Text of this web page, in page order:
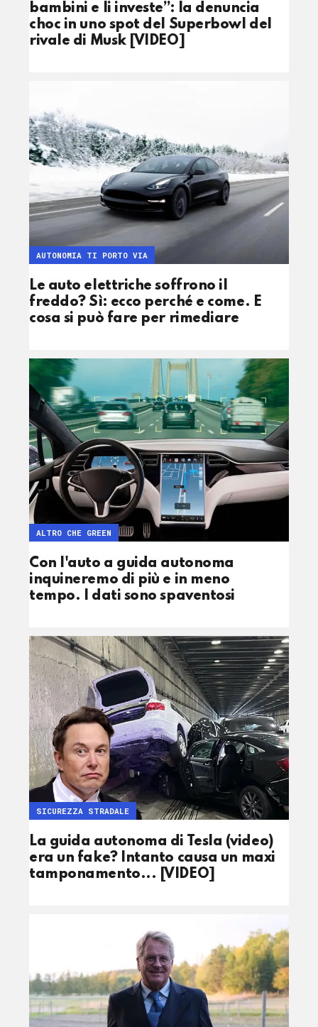
bambini e li investe”: la denuncia
choc in uno spot del Superbowl del
rivale di Musk [VIDEO]
Le auto elettriche soffrono il
freddo? Sì: ecco perché e come. E
cosa si può fare per rimediare
AUTONOMIA TI PORTO VIA
Con l'auto a guida autonoma
inquineremo di più e in meno
tempo. I dati sono spaventosi
ALTRO CHE GREEN
La guida autonoma di Tesla (video)
era un fake? Intanto causa un maxi
tamponamento... [VIDEO]
SICUREZZA STRADALE